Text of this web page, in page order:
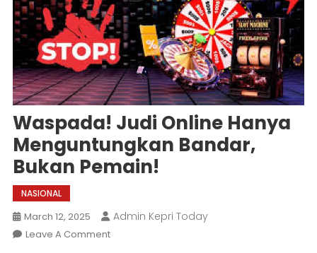
Waspada! Judi Online Hanya
Menguntungkan Bandar,
Bukan Pemain!
NASIONAL
March 12, 2025 Admin Kepri Today
Leave A CommentOn